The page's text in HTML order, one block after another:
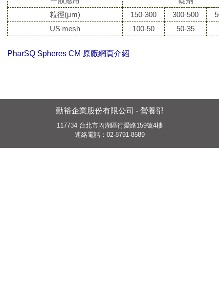
粒徑(μm)
150-300 300-500
US mesh
100-50 50-35
PharSQ Spheres CM 原廠網頁介紹
勤裕企業股份有限公司 - 營養部
117734 台北市內湖區行愛路159號4樓
連絡電話：02-8791-8589